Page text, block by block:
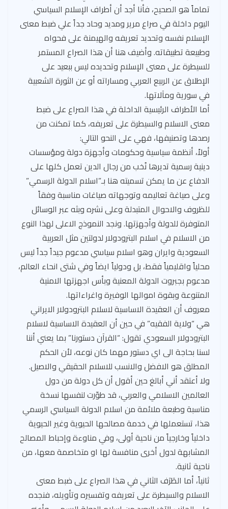
تماماً هو الصحيح، فأنا أجد أن أطراف الإسلام السياسي
اليوم داخلة في صراع مرير ومديد وحاد جداً علي ضبط معنى
الإسلام نفسه وتحديد تعريفه والهيمنة على فحواه
وطبيعة تطبيقاته. وأضيف هنا أن هذا الصراع المستمر
للسيطرة على معنى الإسلام وتحديده ليس ببعيد على
الإطلاق عن الربيع العربي ومساراته أو عن الثورة الشعبية
في سورية ومآلاتها.
أما الأطراف الرئيسية الداخلة في هذا الصراع على ضبط
معنى الاسلام والسيطرة على تعريفه، كما تمكنت من
رصدها وتصنيفها، فهي على النحو التالي:
أولاً، أنظمة سياسية وحكومات وأجهزة دولة ومؤسسات
دينية رسمية تديرها نُخب من رجال الدين تعمل كلها على
الدفاع عن ما يمكن تسميته هنا بـ”اسلام الدولة الرسمي”
وعلى صياغة تعاليمه وتوجهاته صياغات مناسبة وفقاً
للظروف والاحوال المتبدلة وعلى نشره وبثه عبر الوسائل
المتوفرة للدولة وأجهزتها. ونجد النموذج الاعلى لهذا النوع
من الاسلام في اسلام البترودولار لدولتين مثل العربية
السعودية وايران وهو اسلام سياسي مدعوم جيداً جداً ليس
محلياً واقليمياً فقط، بل ودولياً ايضاً وفي شتى انحاء العالم،
مدعوم بجبروت الدولة المعنية وبأس اجهزتها الامنية
المتنوعة وبقوة اموالها الوفيرة واغراءاتها.
معروف أن العقيدة الاساسية لاسلام البترودولار الايراني
هي “ولاية الفقيه” في حين أن العقيدة الاساسية لاسلام
البترودولار السعودي تقول: “القرآن دستورنا” بما يعني أننا
لسنا بحاجة الى اي دستور مهما كان نوعه، لأن الحكم
المطلق هو الافضل والانسب للاسلام الحقيقي والاصيل.
ولا أعتقد أني أبالغ حين أقول أن كل دولة من دول
العالمين الاسلامي والعربي، قد طوّرت لنفسها نسخة
مناسبة وطبعة ملائمة من اسلام الدولة السياسي الرسمي
هذا، تستعملها في خدمة مصالحها الحيوية وغير الحيوية
داخلياً وخارجياً من ناحية أولى، وفي مناوءة وإحباط المصالح
المشابهة لدول أخرى منافسة لها او متخاصمة معها، من
ناحية ثانية.
ثانياً، أما الطَرَف الثاني في هذا الصراع على ضبط معنى
الاسلام والسيطرة على تعريفه وتفسيره وتأويله، فنجده